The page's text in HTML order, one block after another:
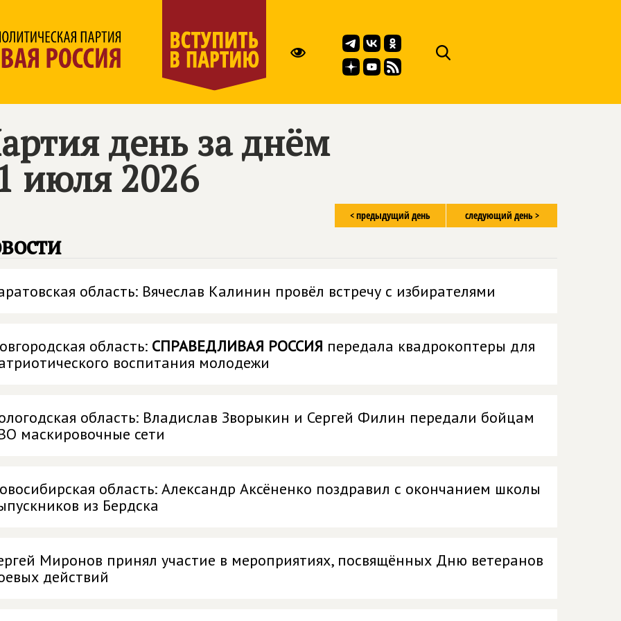
день за днём
июля 2026
следующий день >
< предыдущий день
область: Вячеслав Калинин провёл встречу с избирателями
область: СПРАВЕДЛИВАЯ РОССИЯ передала квадрокоптеры для
воспитания молодежи
область: Владислав Зворыкин и Сергей Филин передали бойцам
маскировочные сети
область: Александр Аксёненко поздравил с окончанием школы
из Бердска
Миронов принял участие в мероприятиях, посвящённых Дню ветеранов
действий